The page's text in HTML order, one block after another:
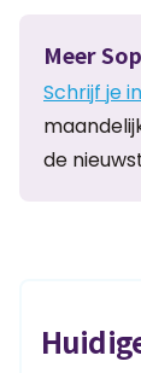
Meer
Schrijf je in
de